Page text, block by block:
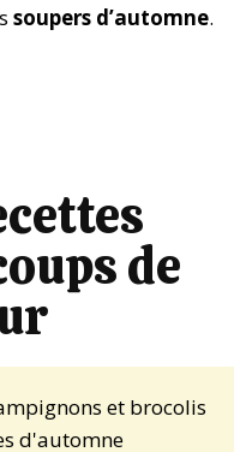
soupers d’automne.
de